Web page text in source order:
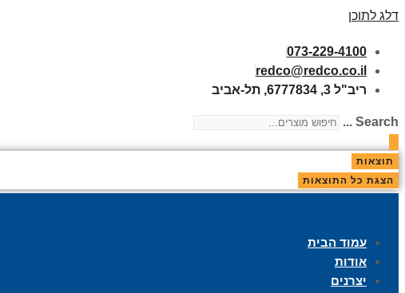
דלג לתוכן
073-229-4100
redco@redco.co.il
ריב"ל 3, 6777834, תל-אביב
Search ...
תוצאות
הצגת כל התוצאות
עמוד הבית
אודות
יצרנים